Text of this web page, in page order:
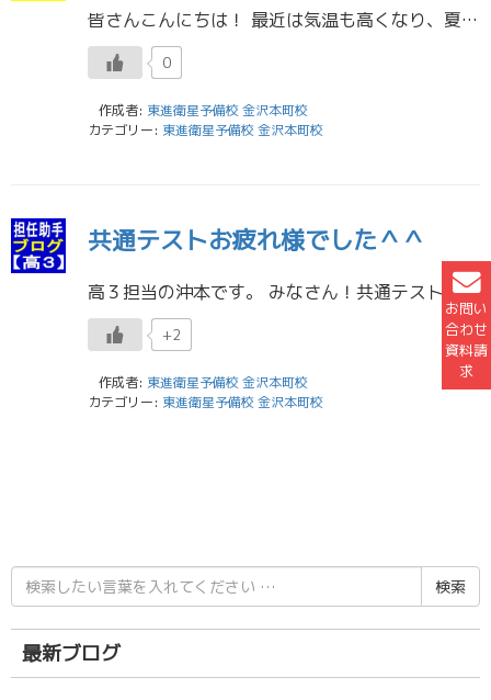
お問い
合わせ
資料請
求
皆さんこんにちは！ 最近は気温も高くなり、夏服の人が多くみられるようになってきました。暑い日が続いていることもあって徐々にアイスを食べる頻度が増えてきて、体重が気になり始めた高校二年生担当担任助手の池田です。本当に暑い日 […]
0
作成者: 東進衛星予備校 金沢本町校
カテゴリー: 東進衛星予備校 金沢本町校
共通テストお疲れ様でした＾＾
高３担当の沖本です。 みなさん！共通テストお疲れ様でした！ 受験生の皆さんにとっては、そろそろ結果が出揃ってきて嬉しい、悲しい、悔しい、色んな感情が入り混じる時期だと思います。 切り替えて二次や私大の対策に全力を注ぎまし […]
+2
作成者: 東進衛星予備校 金沢本町校
カテゴリー: 東進衛星予備校 金沢本町校
検
索
結
果:
最新ブログ